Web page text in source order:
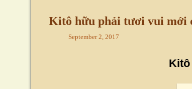
Kitô hữu phải tươi vui mới
September 2, 2017